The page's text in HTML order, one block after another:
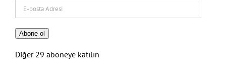
posta
Adresi
Abone ol
Diğer 29 aboneye katılın